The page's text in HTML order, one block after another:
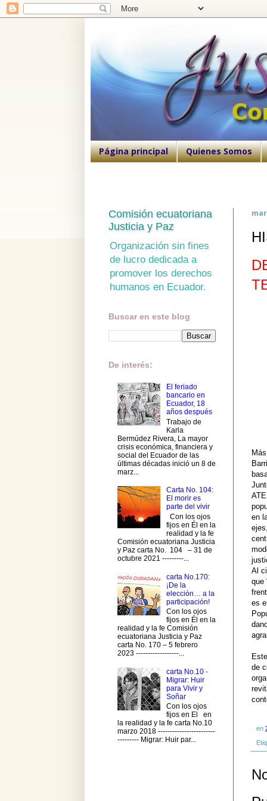
Página principal Quienes Somos
en
Al
que
es
de
en
Comisión ecuatoriana
Justicia y Paz
Organización sin fines
de lucro dedicada a
promover los derechos
humanos en Ecuador.
Buscar en este blog
De interés:
El feriado
bancario en
Ecuador, 18
años después
Trabajo de
Karla
Bermúdez Rivera, La mayor
crisis económica, financiera y
social del Ecuador de las
últimas décadas inició un 8 de
marz...
Carta No. 104:
El morir es
parte del vivir
Con los ojos
fijos en Él en la
realidad y la fe
Comisión ecuatoriana Justicia
y Paz carta No. 104 – 31 de
octubre 2021 ---------...
carta No.170:
¡De la
elección… a la
participación!
Con los ojos
fijos en Él en la
realidad y la fe Comisión
ecuatoriana Justicia y Paz
carta No. 170 – 5 febrero
2023 ------------------...
carta No.10 -
Migrar: Huir
para Vivir y
Soñar
Con los ojos
fijos en El en
la realidad y la fe carta No.10
marzo 2018 ------------------------
--------- Migrar: Huir par...